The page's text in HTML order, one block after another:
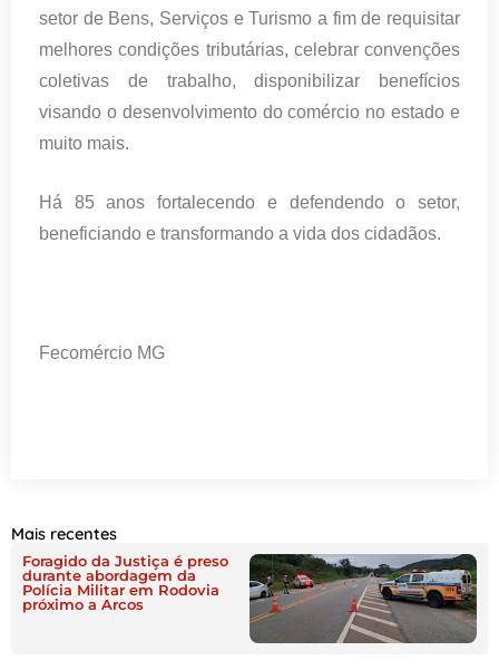
setor de Bens, Serviços e Turismo a fim de requisitar
melhores condições tributárias, celebrar convenções
coletivas de trabalho, disponibilizar benefícios
visando o desenvolvimento do comércio no estado e
muito mais.
Há 85 anos fortalecendo e defendendo o setor,
beneficiando e transformando a vida dos cidadãos.
Fecomércio MG
Mais recentes
Foragido da Justiça é preso
durante abordagem da
Polícia Militar em Rodovia
próximo a Arcos